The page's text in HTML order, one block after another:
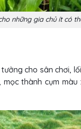
những gia chủ ít có
cho sân chơi,
thành cụm